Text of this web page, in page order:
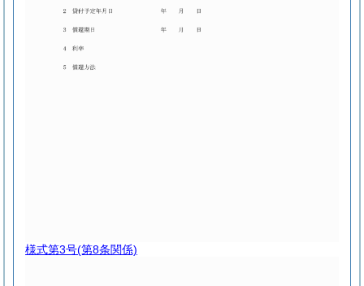
様式第3号(第8条関係)